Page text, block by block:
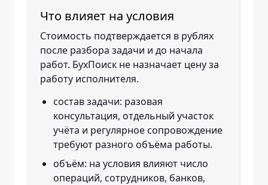
Что влияет на условия
Стоимость подтверждается в рублях
после разбора задачи и до начала
работ. БухПоиск не назначает цену за
работу исполнителя.
состав задачи: разовая
консультация, отдельный участок
учёта и регулярное сопровождение
требуют разного объёма работы.
объём: на условия влияют число
операций, сотрудников, банков,